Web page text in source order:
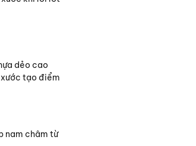
dẻo cao
tạo điểm
nam châm từ